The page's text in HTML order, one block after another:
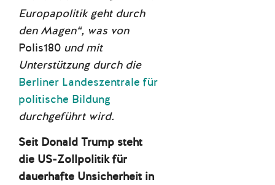
Europapolitik geht durch
den Magen“, was von
Polis180 und mit
Unterstützung durch die
Berliner Landeszentrale für
politische Bildung
durchgeführt wird.
Seit Donald Trump steht
die US-Zollpolitik für
dauerhafte Unsicherheit in